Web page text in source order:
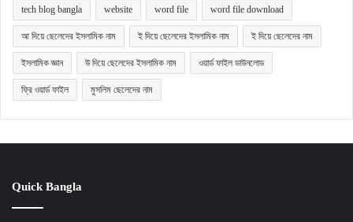
tech blog bangla website word file word file download
আ দিয়ে ছেলেদের ইসলামিক নাম ই দিয়ে ছেলেদের ইসলামিক নাম ই দিয়ে ছেলেদের নাম
ইসলামিক জ্ঞান উ দিয়ে ছেলেদের ইসলামিক নাম ওয়ার্ড ফাইল ডাউনলোড
ফ্রি ওয়ার্ড ফাইল মুসলিম ছেলেদের নাম
Quick Bangla